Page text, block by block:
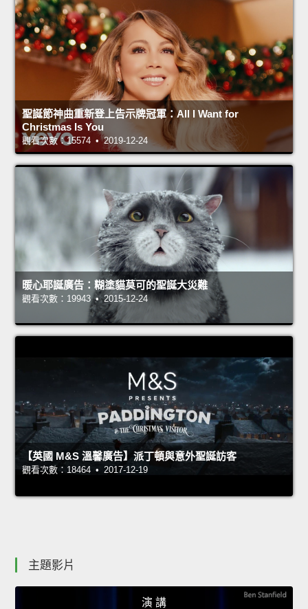
聖誕節神曲重新登上告示牌冠軍：All I Want for
Christmas Is You
觀看次數：15574 • 2019-12-24
暖心耶誕廣告：糊塗貓莫可的聖誕大災難
觀看次數：19943 • 2015-12-24
【英國 M&S 溫馨廣告】派丁頓與意外聖誕訪客
觀看次數：18464 • 2017-12-19
主題影片
演 講